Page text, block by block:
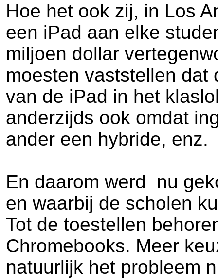
Hoe het ook zij, in Los
een iPad aan elke
miljoen dollar
moesten vaststellen dat
van de iPad in het
anderzijds ook omdat
ander een hybride, enz.
En daarom werd nu
en waarbij de scholen
Tot de toestellen
Chromebooks. Meer
natuurlijk het probleem